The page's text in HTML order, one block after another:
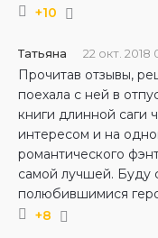
+10
Татьяна 22 окт. 2018
Прочитав отзывы,
поехала с ней в
книги длинной саги
интересом и на
романтического
самой лучшей. Буду
полюбившимися
+8